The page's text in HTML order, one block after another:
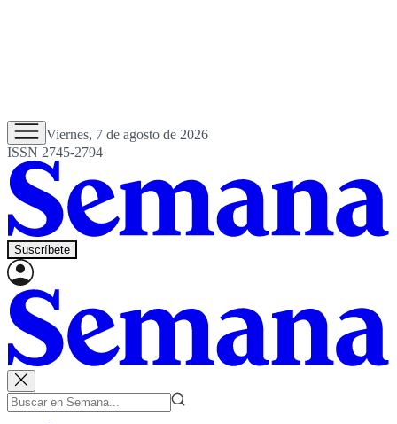
Viernes, 7 de agosto de 2026
ISSN 2745-2794
Suscríbete